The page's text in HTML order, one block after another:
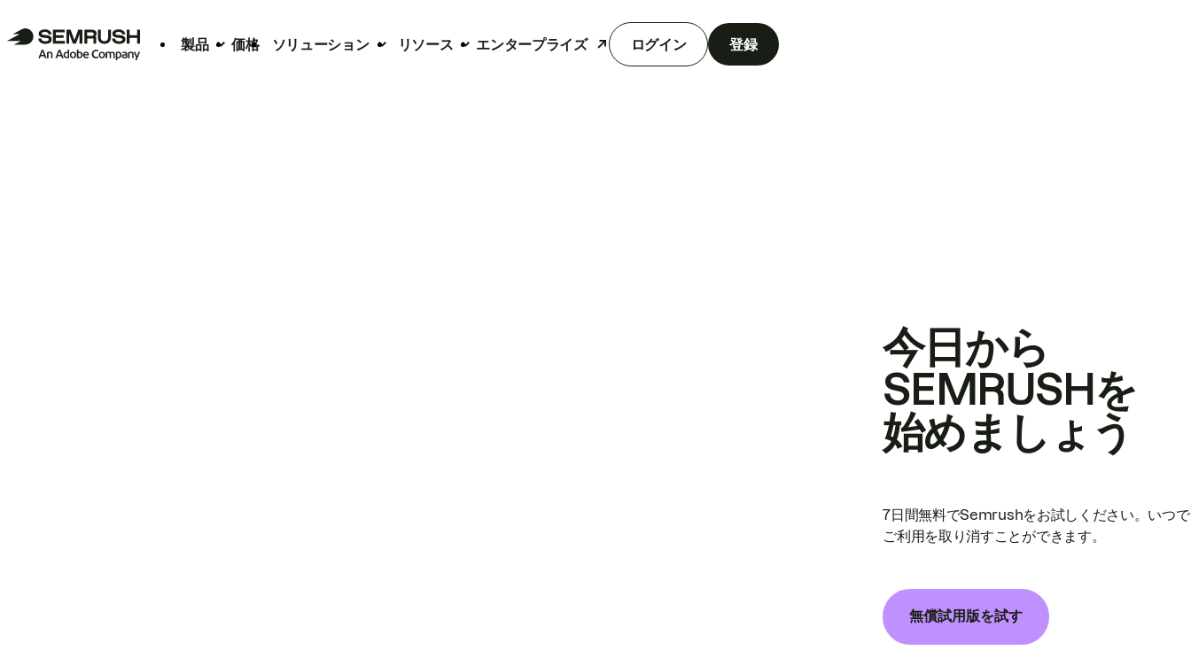
製品 価格 ソリューション リソース エンタープライズ ログイン 登録
今日から
SEMRUSHを
始めましょう
7日間無料でSemrushをお試しください。いつ
ご利用を取り消すことができます。
無償試用版を試す